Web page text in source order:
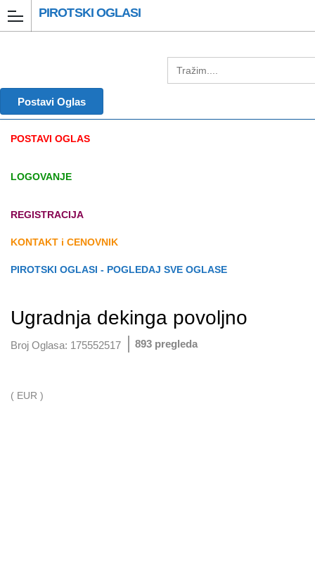
PIROTSKI OGLASI
Postavi Oglas
POSTAVI OGLAS
LOGOVANJE
REGISTRACIJA
KONTAKT i CENOVNIK
PIROTSKI OGLASI - POGLEDAJ SVE OGLASE
Ugradnja dekinga povoljno
Broj Oglasa: 175552517 893 pregleda
( EUR )